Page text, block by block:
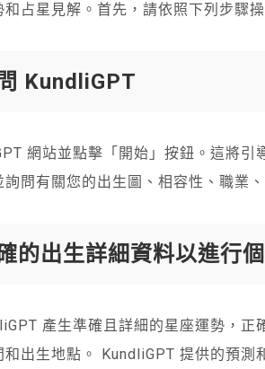
占星見解。首先，請依照下列步驟操
KundliGPT
網站並點擊「開始」按鈕。這將引
詢問有關您的出生圖、相容性、職業
的出生詳細資料以進行
產生準確且詳細的星座運勢，正
和出生地點。 KundliGPT 提供的預